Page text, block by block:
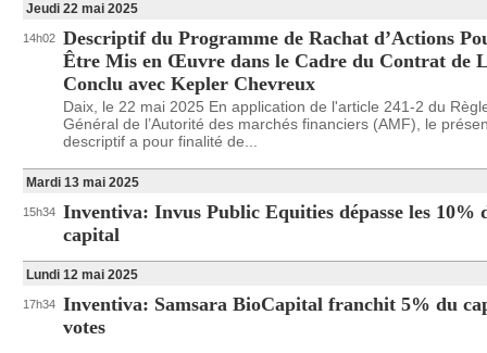
Jeudi 22 mai 2025
14h02 Descriptif du Programme de Rachat d’Actions
Être Mis en Œuvre dans le Cadre du Contrat de
Conclu avec Kepler Chevreux
Daix, le 22 mai 2025 En application de l'article 241-2 du
Général de l’Autorité des marchés financiers (AMF), le
descriptif a pour finalité de...
Mardi 13 mai 2025
15h34 Inventiva: Invus Public Equities dépasse les 10%
capital
Lundi 12 mai 2025
17h34 Inventiva: Samsara BioCapital franchit 5% du
votes